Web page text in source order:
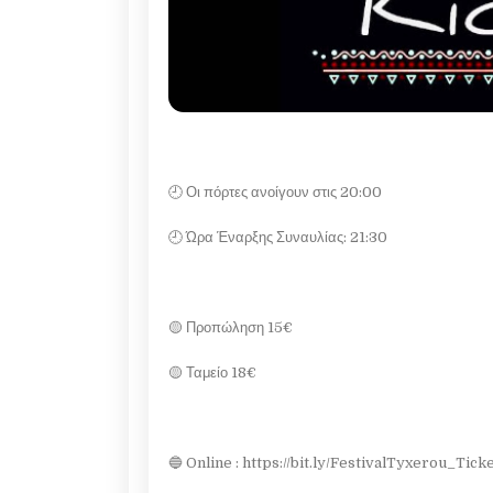
🕘 Οι πόρτες ανοίγουν στις 20:00
🕘 Ώρα Έναρξης Συναυλίας: 21:30
🟡 Προπώληση 15€
🟡 Ταμείο 18€
🔵 Online : https://bit.ly/